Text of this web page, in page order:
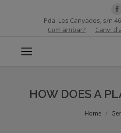
Pda. Les Canyades, s/n
Com arribar?
Canvi
HOW DOES A
Home